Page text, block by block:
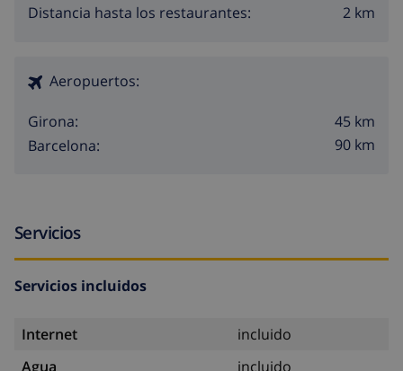
Distancia hasta los restaurantes:
2 km
Aeropuertos:
Girona:
45 km
Barcelona:
90 km
Servicios
Servicios incluidos
Internet
incluido
Agua
incluido